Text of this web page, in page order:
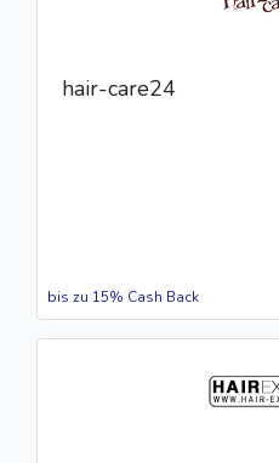
hair-care24
bis zu 15% Cash Back